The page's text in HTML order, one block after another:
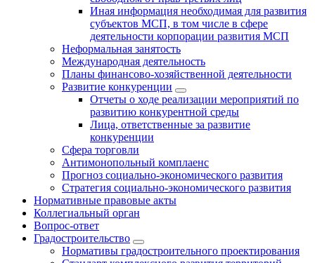
Иная информация необходимая для развития
субъектов МСП, в том числе в сфере
деятельности корпорации развития МСП
Неформальная занятость
Международная деятельность
Планы финансово-хозяйственной деятельности
Развитие конкуренции
Отчеты о ходе реализации мероприятий по
развитию конкурентной среды
Лица, ответственные за развитие
конкуренции
Сфера торговли
Антимонопольный комплаенс
Прогноз социально-экономического развития
Стратегия социально-экономического развития
Нормативные правовые акты
Коллегиальный орган
Вопрос-ответ
Градостроительство
Нормативы градостроительного проектирования